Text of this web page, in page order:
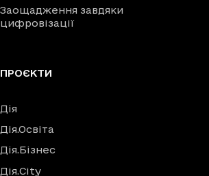
Заощадження завдяки
цифровізації
ПРОЄКТИ
Дія
Дія.Освіта
Дія.Бізнес
Дія.City